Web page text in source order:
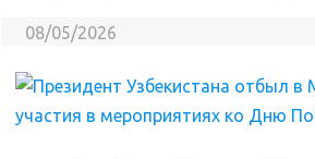
08/05/2026